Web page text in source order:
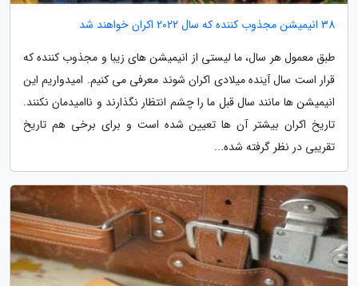
38 انیمیشن مجذوب کننده که سال 2022 اکران خواهند شد
طبق معمول هر سال، ما لیستی از انیمیشن های زیبا و مجذوب کننده که
قرار است سال آینده میلادی اکران شوند معرفی می کنیم. امیدواریم این
انیمیشن ها مانند سال قبل ما را چشم انتظار نگذارند و ناامیدمان نکنند.
تاریخ اکران بیشتر آن ها تعیین شده است و برای برخی هم تاریخ
تقریبی در نظر گرفته شده...